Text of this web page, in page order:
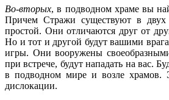
Во-вторых, в подводном храме вы
Причем Стражи существуют в двух
простой. Они отличаются друг от
Но и тот и другой будут вашими
игры. Они вооружены
при встрече, будут нападать на вас.
в подводном мире и возле храмов.
дислокации.